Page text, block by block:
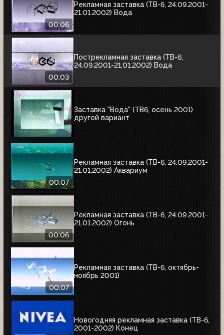
00:06
Рекламная заставка (ТВ-6, 24.09.2001-
21.01.2002) Вода
00:03
Пострекламная заставка (ТВ-6,
24.09.2001-21.01.2002) Вода
Заставка "Вода" (ТВ6, осень 2001)
другой вариант
00:07
Рекламная заставка (ТВ-6, 24.09.2001-
21.01.2002) Аквариум
00:06
Рекламная заставка (ТВ-6, 24.09.2001-
21.01.2002) Огонь
00:07
Рекламная заставка (ТВ-6, октябрь-
ноябрь 2001)
Новогодняя рекламная заставка (ТВ-6,
2001-2002) Конец